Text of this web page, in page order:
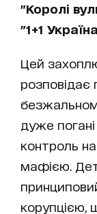
"Королі
"1+1
Цей
розповідає
дуже
контроль
мафією.
корупцією,